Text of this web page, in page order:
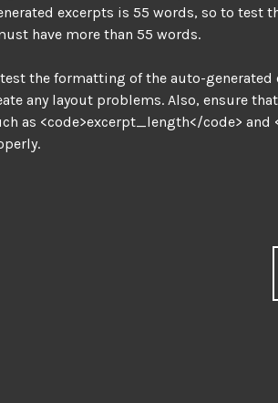
excerpts is 55 words, so to test
have more than 55 words.
the formatting of the auto-
any layout problems. Also, ensure
as <code>excerpt_length</code> and